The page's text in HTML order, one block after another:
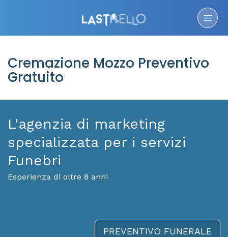
Cremazione Mozzo Preventivo
Gratuito
L'agenzia di marketing
specializzata per i servizi
Funebri
Esperienza di oltre 8 anni
PREVENTIVO FUNERALE